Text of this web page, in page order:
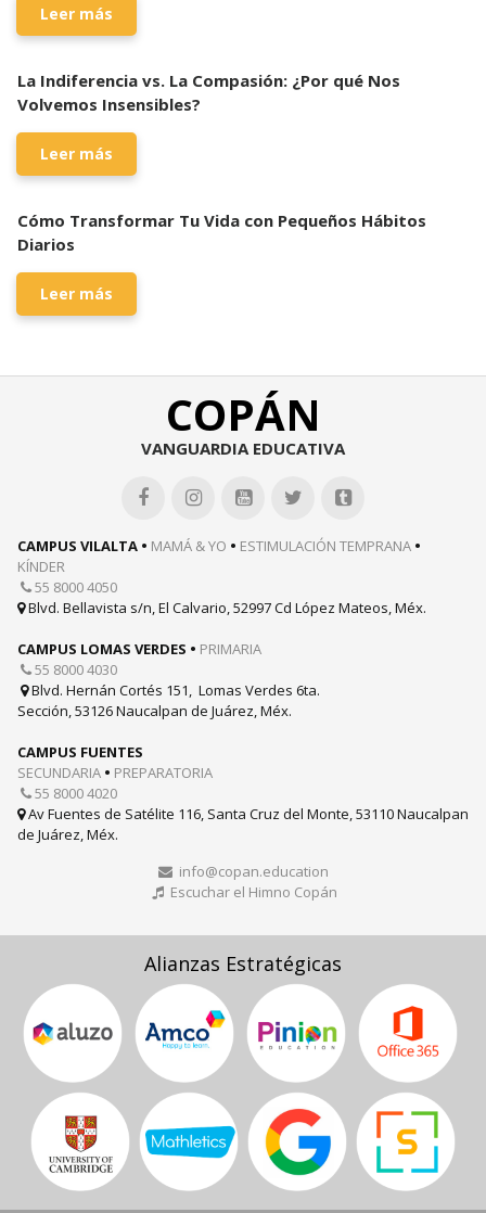
Leer más
La Indiferencia vs. La Compasión: ¿Por qué Nos
Volvemos Insensibles?
Leer más
Cómo Transformar Tu Vida con Pequeños Hábitos
Diarios
Leer más
COPÁN
VANGUARDIA EDUCATIVA
    
CAMPUS VILALTA • MAMÁ & YO • ESTIMULACIÓN TEMPRANA •
KÍNDER
 55 8000 4050
Blvd. Bellavista s/n, El Calvario, 52997 Cd López Mateos, Méx.
CAMPUS LOMAS VERDES • PRIMARIA
 55 8000 4030
Blvd. Hernán Cortés 151, Lomas Verdes 6ta.
Sección, 53126 Naucalpan de Juárez, Méx.
CAMPUS FUENTES
SECUNDARIA • PREPARATORIA
 55 8000 4020
Av Fuentes de Satélite 116, Santa Cruz del Monte, 53110 Naucalpan
de Juárez, Méx.
info@copan.education
 Escuchar el Himno Copán
Alianzas Estratégicas